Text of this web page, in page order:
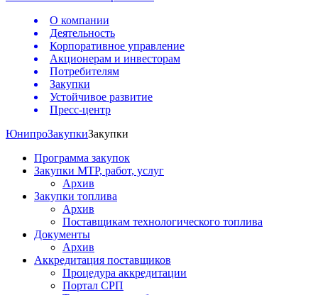
О компании
Деятельность
Корпоративное управление
Акционерам и инвесторам
Потребителям
Закупки
Устойчивое развитие
Пресс-центр
ЮнипроЗакупкиЗакупки
Программа закупок
Закупки МТР, работ, услуг
Архив
Закупки топлива
Архив
Поставщикам технологического топлива
Документы
Архив
Аккредитация поставщиков
Процедура аккредитации
Портал СРП